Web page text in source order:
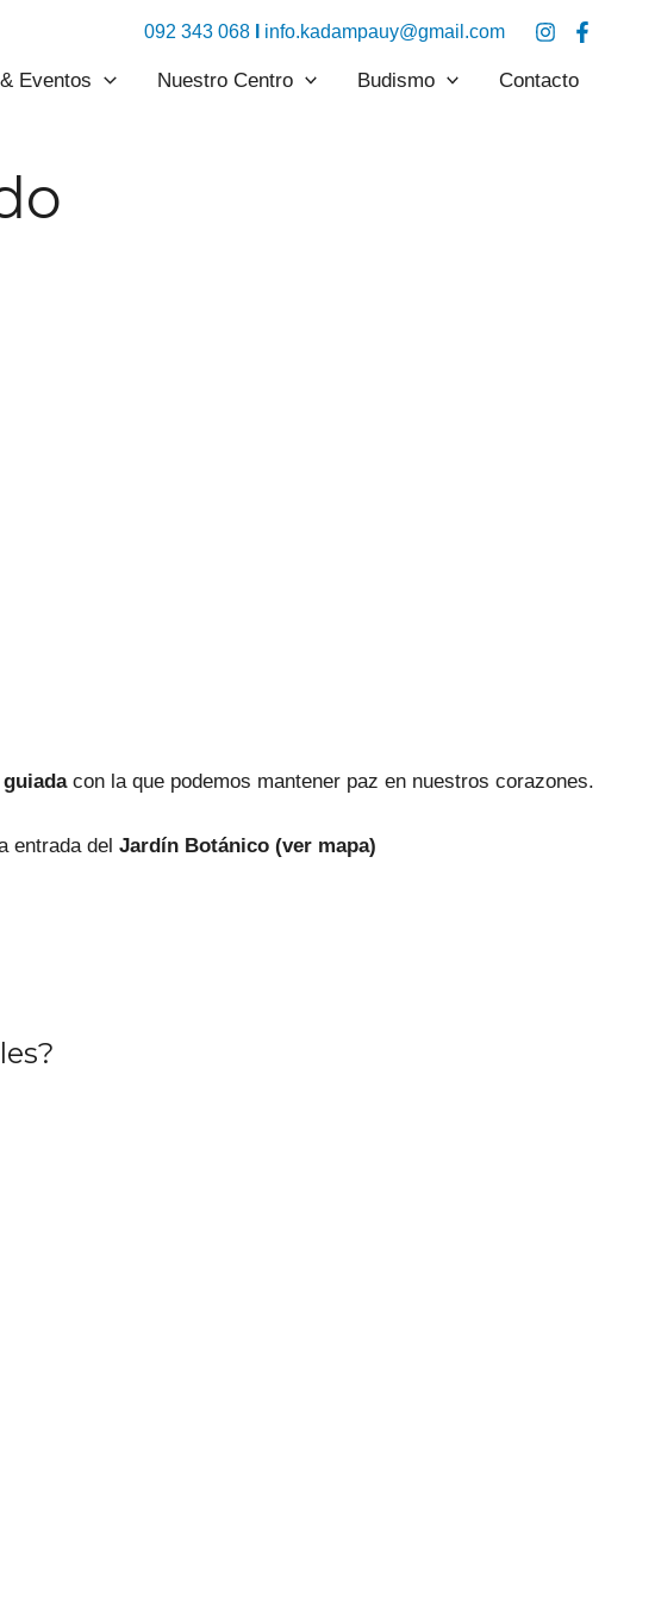
092 343 068 info.kadampauy@gmail.com
Eventos Nuestro Centro Budismo Contacto
con la que podemos mantener paz en nuestros corazones.
entrada del Jardín Botánico (ver mapa)